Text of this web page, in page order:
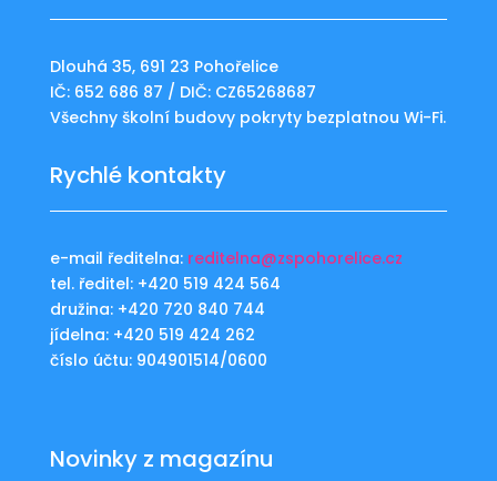
Dlouhá 35, 691 23 Pohořelice
IČ: 652 686 87 / DIČ: CZ65268687
Všechny školní budovy pokryty bezplatnou Wi-Fi.
Rychlé kontakty
e-mail ředitelna: reditelna@zspohorelice.cz
tel. ředitel: +420 519 424 564
družina: +420 720 840 744
jídelna: +420 519 424 262
číslo účtu: 904901514/0600
Novinky z magazínu